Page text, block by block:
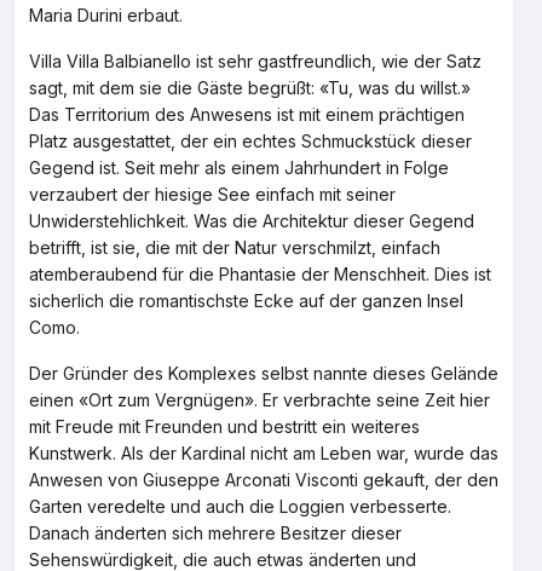
Maria Durini erbaut.
Villa Villa Balbianello ist sehr gastfreundlich, wie der Satz
sagt, mit dem sie die Gäste begrüßt: «Tu, was du willst.»
Das Territorium des Anwesens ist mit einem prächtigen
Platz ausgestattet, der ein echtes Schmuckstück dieser
Gegend ist. Seit mehr als einem Jahrhundert in Folge
verzaubert der hiesige See einfach mit seiner
Unwiderstehlichkeit. Was die Architektur dieser Gegend
betrifft, ist sie, die mit der Natur verschmilzt, einfach
atemberaubend für die Phantasie der Menschheit. Dies ist
sicherlich die romantischste Ecke auf der ganzen Insel
Como.
Der Gründer des Komplexes selbst nannte dieses Gelände
einen «Ort zum Vergnügen». Er verbrachte seine Zeit hier
mit Freude mit Freunden und bestritt ein weiteres
Kunstwerk. Als der Kardinal nicht am Leben war, wurde das
Anwesen von Giuseppe Arconati Visconti gekauft, der den
Garten veredelte und auch die Loggien verbesserte.
Danach änderten sich mehrere Besitzer dieser
Sehenswürdigkeit, die auch etwas änderten und